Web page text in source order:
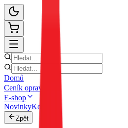
Domů
Ceník oprav
E-shop
NovinkyKontakt
Zpět